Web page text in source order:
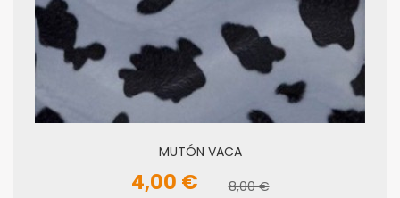
MUTÓN VACA
4,00 € 8,00 €